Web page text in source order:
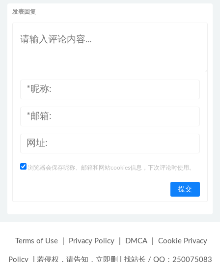
发表回复
浏览器会保存昵称、邮箱和网站cookies信息，下次评论时使用。
Terms of Use Privacy Policy DMCA Cookie Privacy
Policy 若侵权，请告知，立即删 找站长 / QQ：250075083